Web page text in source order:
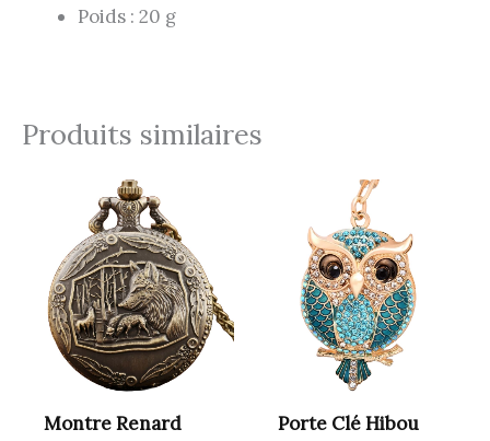
Poids : 20 g
Produits similaires
Montre Renard
Porte Clé Hibou